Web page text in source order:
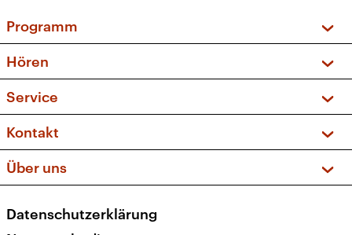
Programm
Sendungen und Podcasts
Musikliste
Kakadu – Das Kinderprogramm
Hören
Frequenzen (UKW + DAB+)
Service
FAQ
Apps
Newsletter
Veranstaltungen
Kontakt
Social Media
Über uns
Presse
Datenschutzerklärung